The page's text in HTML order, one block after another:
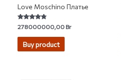
Love Moschino Платье
Rated
4.57
out of 5
278000000,00Br
Buy product